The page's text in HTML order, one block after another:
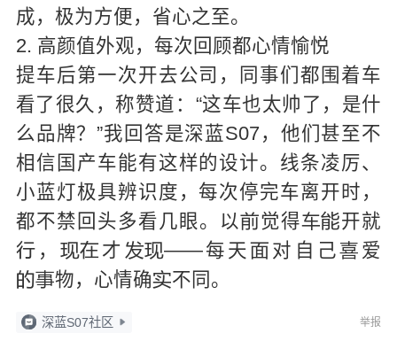
成，极为方便，省心之至。
2. 高颜值外观，每次回顾都心情愉悦
提车后第一次开去公司，同事们都围着车
看了很久，称赞道：“这车也太帅了，是什
么品牌？”我回答是深蓝S07，他们甚至不
相信国产车能有这样的设计。线条凌厉、
小蓝灯极具辨识度，每次停完车离开时，
都不禁回头多看几眼。以觉得开就
， 才 ——每天 对自己 爱
物，心情确不同。
深蓝S07社区 举报